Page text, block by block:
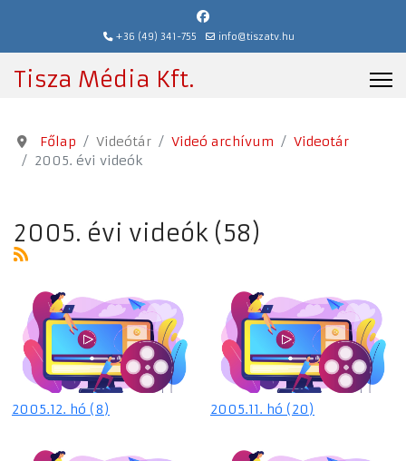
+36 (49) 341-755 info@tiszatv.hu
Tisza Média Kft.
Főlap Videótár Videó archívum
Videotár
2005. évi videók
2005. évi videók (58)
2005.12. hó (8) 2005.11. hó (20)